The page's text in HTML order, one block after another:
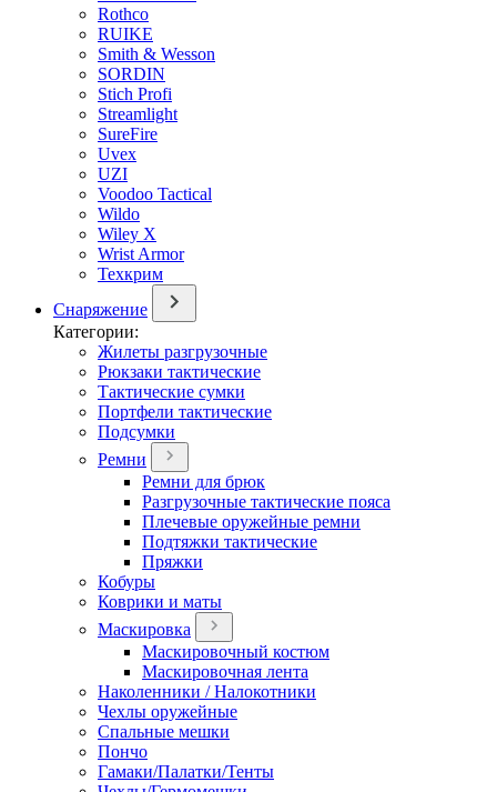
Rothco
RUIKE
Smith & Wesson
SORDIN
Stich Profi
Streamlight
SureFire
Uvex
UZI
Voodoo Tactical
Wildo
Wiley X
Wrist Armor
Техкрим
Снаряжение
Категории:
Жилеты разгрузочные
Рюкзаки тактические
Тактические сумки
Портфели тактические
Подсумки
Ремни
Ремни для брюк
Разгрузочные тактические пояса
Плечевые оружейные ремни
Подтяжки тактические
Пряжки
Кобуры
Коврики и маты
Маскировка
Маскировочный костюм
Маскировочная лента
Наколенники / Налокотники
Чехлы оружейные
Спальные мешки
Пончо
Гамаки/Палатки/Тенты